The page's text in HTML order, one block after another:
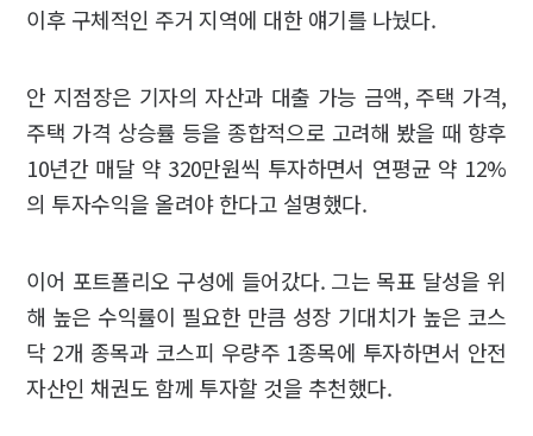
이후 구체적인 주거 지역에 대한 얘기를 나눴다.
안 지점장은 기자의 자산과 대출 가능 금액, 주택 가격,
주택 가격 상승률 등을 종합적으로 고려해 봤을 때 향후
10년간 매달 약 320만원씩 투자하면서 연평균 약 12%
의 투자수익을 올려야 한다고 설명했다.
이어 포트폴리오 구성에 들어갔다. 그는 목표 달성을 위
해 높은 수익률이 필요한 만큼 성장 기대치가 높은 코스
닥 2개 종목과 코스피 우량주 1종목에 투자하면서 안전
자산인 채권도 함께 투자할 것을 추천했다.